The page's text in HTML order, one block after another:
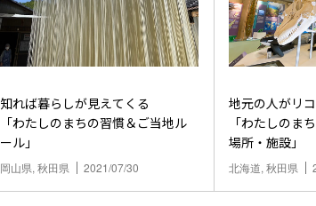
知れば暮らしが見えてくる
「わたしのまちの習慣＆ご当地ル
ール」
岡山県, 秋田県 2021/07/30
地元の人がリ
「わたしのま
場所・施設」
北海道, 秋田県